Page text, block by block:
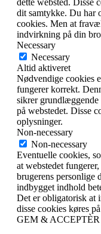
dit samtykke. Du har
cookies. Men at
indvirkning på din
Necessary
Necessary
Altid aktiveret
Nødvendige cookies
fungerer korrekt.
sikrer
på webstedet. Disse
oplysninger.
Non-necessary
Non-necessary
Eventuelle cookies,
at webstedet
brugerens personlige
indbygget indhold
Det er obligatorisk at
disse cookies køres
GEM & ACCEPTÈR